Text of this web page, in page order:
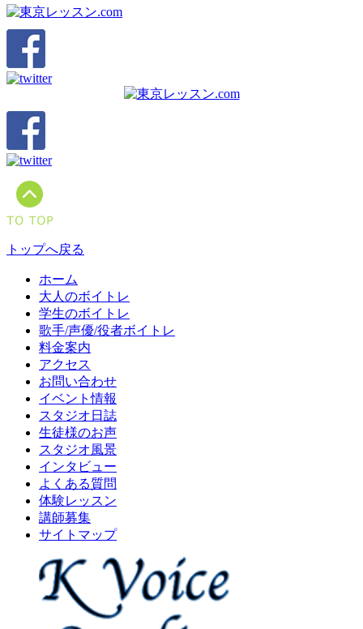
トップへ戻る
ホーム
大人のボイトレ
学生のボイトレ
歌手/声優/役者ボイトレ
料金案内
アクセス
お問い合わせ
イベント情報
スタジオ日誌
生徒様のお声
スタジオ風景
インタビュー
よくある質問
体験レッスン
講師募集
サイトマップ